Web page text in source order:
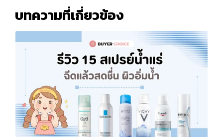
บทความที่เกี่ยวข้อง